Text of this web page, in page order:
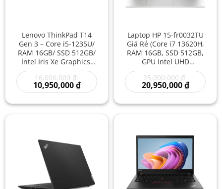
Lenovo ThinkPad T14
Gen 3 – Core i5-1235U/
RAM 16GB/ SSD 512GB/
Intel Iris Xe Graphics/
14 inch – Laptop Doanh
Nhân Đa Nhiệm Mạnh
Gọn Nhẹ Giá Rẻ
16,000,000₫
gốc
là:
16,000,000 ₫.
10,950,000₫Giá
hiện
là:
Laptop HP 15-fr0032TU
Giá Rẻ (Core i7 13620H,
RAM 16GB, SSD 512GB,
GPU Intel UHD
Graphics, 15.6 inch
FHD) Mới Giá Rẻ –
Laptop Mới Văn Phòng,
Nhiệm Mạnh | Laptop
25,000,000₫
gốc
là:
20,950,000₫Giá
hiện
là: